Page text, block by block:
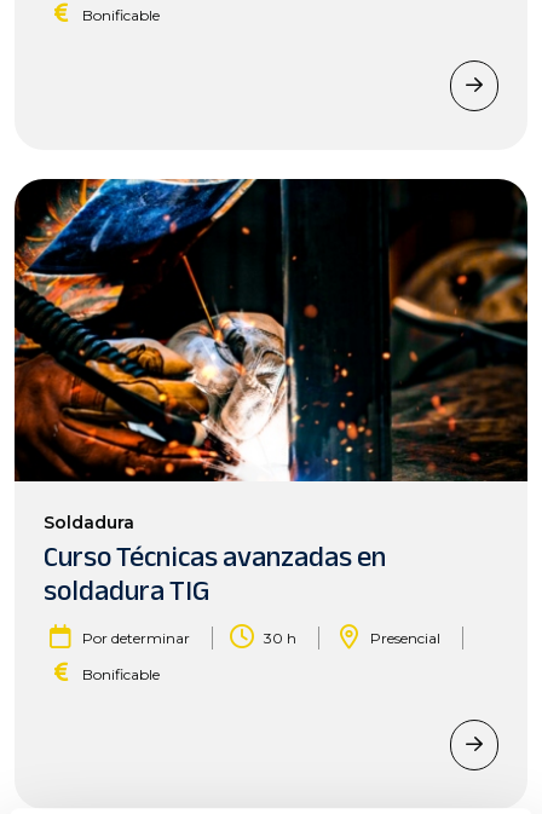
Bonificable
Soldadura
Curso Técnicas avanzadas en
soldadura TIG
Por determinar | 30 h | Presencial |
Bonificable